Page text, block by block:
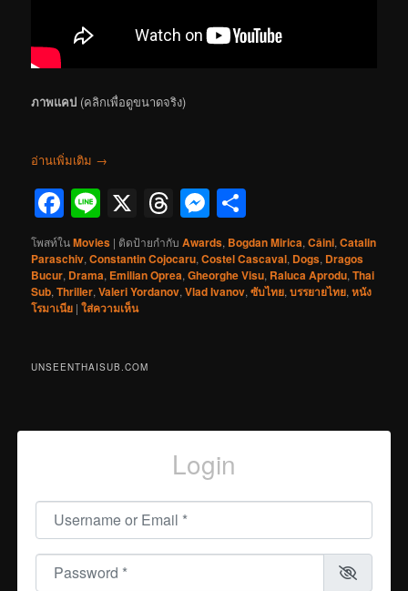
ภาพแคป (คลิกเพื่อดูขนาดจริง)
อ่านเพิ่มเติม →
Facebook
Line
X Threads
Messenger
โพสท์ในMovies | ติดป้ายกำกับ Awards, Bogdan Mirica,Câini,Catalin
Paraschiv,Constantin Cojocaru,Costel Cascaval, Dogs, Dragos
Bucur, Drama, Emilian Oprea,Gheorghe Visu, Raluca Aprodu,Thai
Sub,Thriller,Valeri Yordanov,Vlad Ivanov,ซับไทย,บรรยายไทย,หนัง
โรมาเนีย |ใส่ความเห็น
UNSEENTHAISUB.COM
Login
Username or Email
Password